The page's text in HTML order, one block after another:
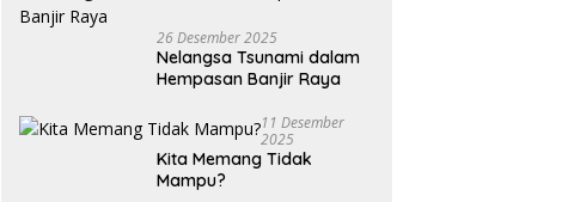
26 Desember 2025
Nelangsa Tsunami dalam
Hempasan Banjir Raya
11 Desember
2025
Kita Memang Tidak
Mampu?